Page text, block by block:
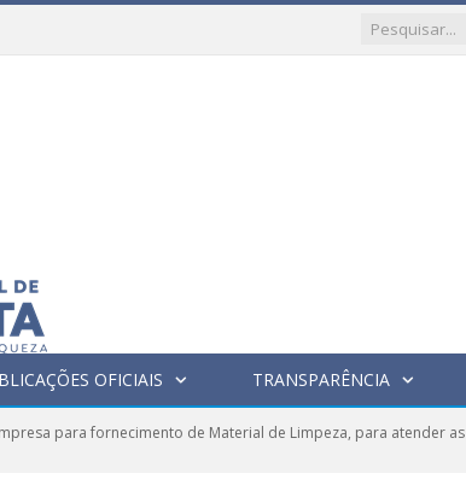
OFICIAIS TRANSPARÊNCIA
para fornecimento de Material de Limpeza, para atender as